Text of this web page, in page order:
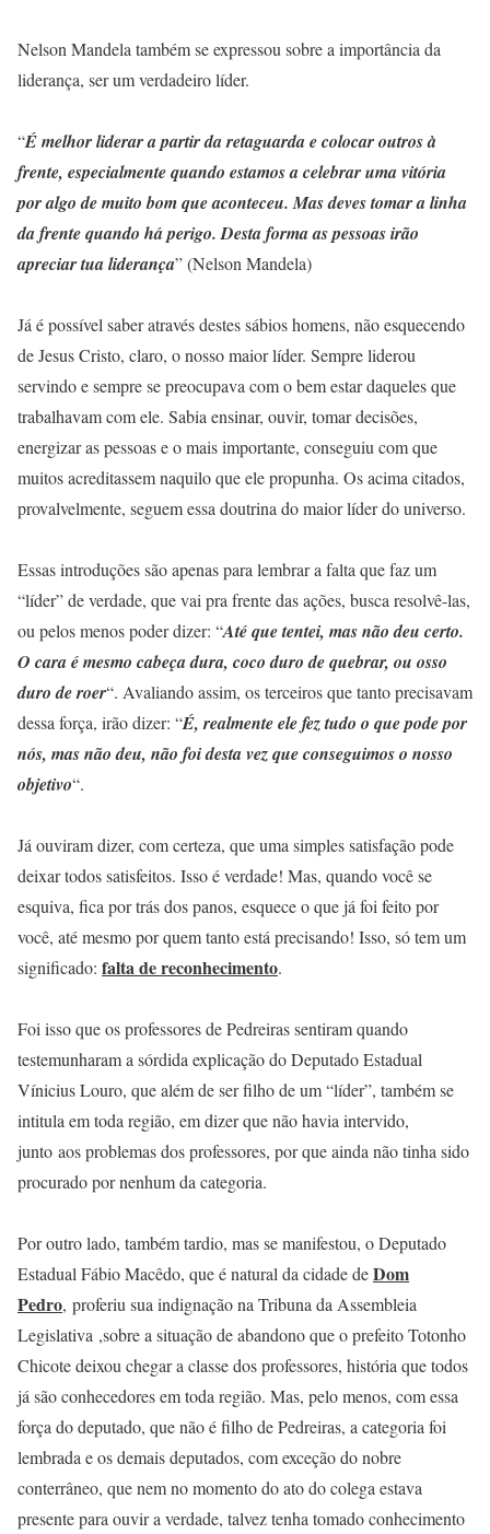
Nelson Mandela também se expressou sobre a importância da
liderança, ser um verdadeiro líder.
“É melhor liderar a partir da retaguarda e colocar outros à
frente, especialmente quando estamos a celebrar uma vitória
por algo de muito bom que aconteceu. Mas deves tomar a linha
da frente quando há perigo. Desta forma as pessoas irão
apreciar tua liderança” (Nelson Mandela)
Já é possível saber através destes sábios homens, não esquecendo
de Jesus Cristo, claro, o nosso maior líder. Sempre liderou
servindo e sempre se preocupava com o bem estar daqueles que
trabalhavam com ele. Sabia ensinar, ouvir, tomar decisões,
energizar as pessoas e o mais importante, conseguiu com que
muitos acreditassem naquilo que ele propunha. Os acima citados,
provalvelmente, seguem essa doutrina do maior líder do universo.
Essas introduções são apenas para lembrar a falta que faz um
“líder” de verdade, que vai pra frente das ações, busca resolvê-las,
ou pelos menos poder dizer: “Até que tentei, mas não deu certo.
O cara é mesmo cabeça dura, coco duro de quebrar, ou osso
duro de roer“. Avaliando assim, os terceiros que tanto precisavam
dessa força, irão dizer: “É, realmente ele fez tudo o que pode por
nós, mas não deu, não foi desta vez que conseguimos o nosso
objetivo“.
Já ouviram dizer, com certeza, que uma simples satisfação pode
deixar todos satisfeitos. Isso é verdade! Mas, quando você se
esquiva, fica por trás dos panos, esquece o que já foi feito por
você, até mesmo por quem tanto está precisando! Isso, só tem um
significado: falta de reconhecimento.
Foi isso que os professores de Pedreiras sentiram quando
testemunharam a sórdida explicação do Deputado Estadual
Vínicius Louro, que além de ser filho de um “líder”, também se
intitula em toda região, em dizer que não havia intervido,
junto aos problemas dos professores, por que ainda não tinha sido
procurado por nenhum da categoria.
Por outro lado, também tardio, mas se manifestou, o Deputado
Estadual Fábio Macêdo, que é natural da cidade deDom
Pedro, proferiu sua indignação na Tribuna da Assembleia
Legislativa ,sobre a situação de abandono que o prefeito Totonho
Chicote deixou chegar a classe dos professores, história que todos
já são conhecedores em toda região. Mas, pelo menos, com essa
força do deputado, que não é filho de Pedreiras, a categoria foi
lembrada e os demais deputados, com exceção do nobre
conterrâneo, que nem no momento do ato do colega estava
presente para ouvir a verdade, talvez tenha tomado conhecimento